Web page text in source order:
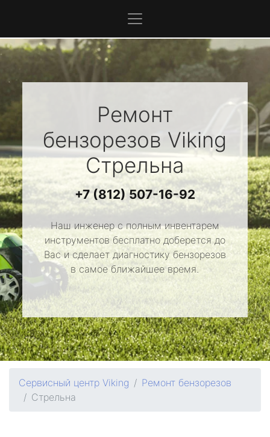
Ремонт
бензорезов Viking
Стрельна
+7 (812) 507-16-92
Наш инженер с полным инвентарем
инструментов бесплатно доберется до
Вас и сделает диагностику бензорезов
в самое ближайшее время.
Сервисный центр Viking
Ремонт бензорезов
Стрельна